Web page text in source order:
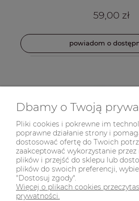
59,00 zł
powiadom o
Dbamy o Twoją
Pliki cookies i pokrewne im
poprawne działanie strony i
dostosować ofertę do Twoich
zaakceptować wykorzystanie
plików i przejść do sklepu lub
plików do swoich preferencji,
"Dostosuj zgody".
Więcej o plikach cookies
prywatności.